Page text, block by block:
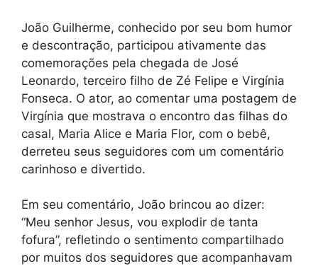
João Guilherme, conhecido por seu bom humor
e descontração, participou ativamente das
comemorações pela chegada de José
Leonardo, terceiro filho de Zé Felipe e Virgínia
Fonseca. O ator, ao comentar uma postagem de
Virgínia que mostrava o encontro das filhas do
casal, Maria Alice e Maria Flor, com o bebê,
derreteu seus seguidores com um comentário
carinhoso e divertido.
Em seu comentário, João brincou ao dizer:
“Meu senhor Jesus, vou explodir de tanta
fofura”, refletindo o sentimento compartilhado
por muitos dos seguidores que acompanhavam